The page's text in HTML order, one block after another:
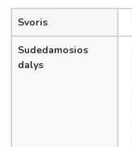
Svoris
Sudedamosios
dalys